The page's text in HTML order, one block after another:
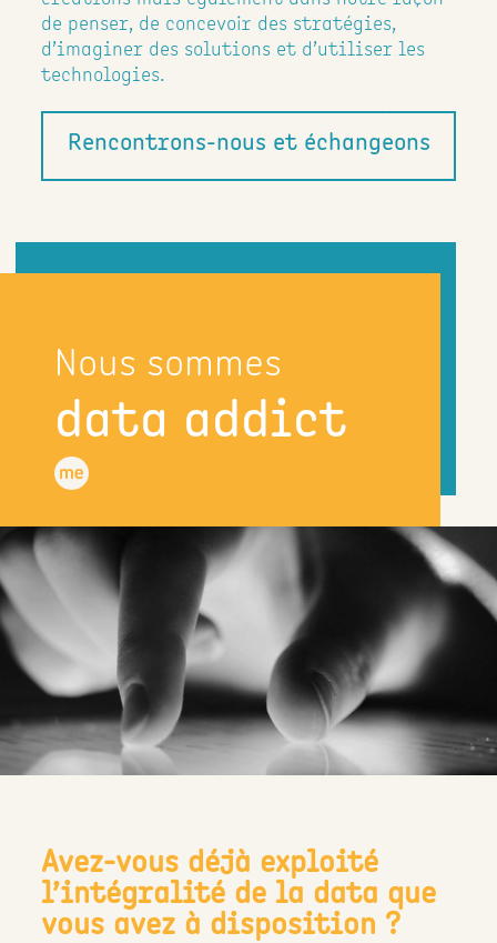
de penser, de concevoir des stratégies,
d’imaginer des solutions et d’utiliser les
technologies.
Rencontrons-nous et échangeons
Nous sommes
data addict
Avez-vous déjà exploité
l’intégralité de la data que
vous avez à disposition ?